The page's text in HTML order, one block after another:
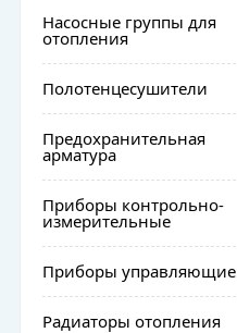
Насосные группы для
отопления
Полотенцесушители
Предохранительная
арматура
Приборы контрольно-
измерительные
Приборы управляющие
Радиаторы отопления